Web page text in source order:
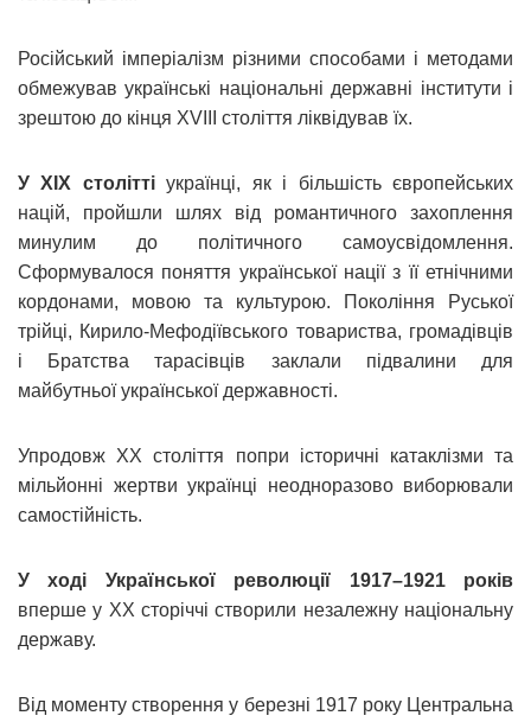
Російський імперіалізм різними способами і методами
обмежував українські національні державні інститути і
зрештою до кінця XVIII століття ліквідував їх.
У ХІХ століттіукраїнці, як і більшість європейських
націй, пройшли шлях від романтичного захоплення
минулим до політичного самоусвідомлення.
Сформувалося поняття української нації з її етнічними
кордонами, мовою та культурою. Покоління Руської
трійці, Кирило-Мефодіївського товариства, громадівців
і Братства тарасівців заклали підвалини для
майбутньої української державності.
Упродовж ХХ століття попри історичні катаклізми та
мільйонні жертви українці неодноразово виборювали
самостійність.
У ході Української революції 1917–1921 років
вперше у ХХ сторіччі створили незалежну національну
державу.
Від моменту створення у березні 1917 року Центральна